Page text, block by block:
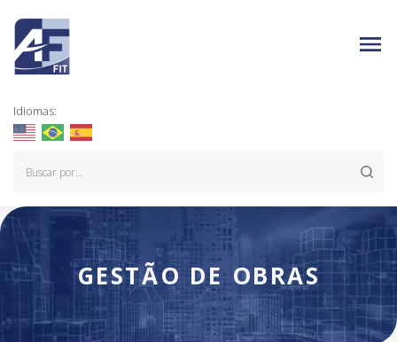
Idiomas:
GESTÃO DE OBRAS